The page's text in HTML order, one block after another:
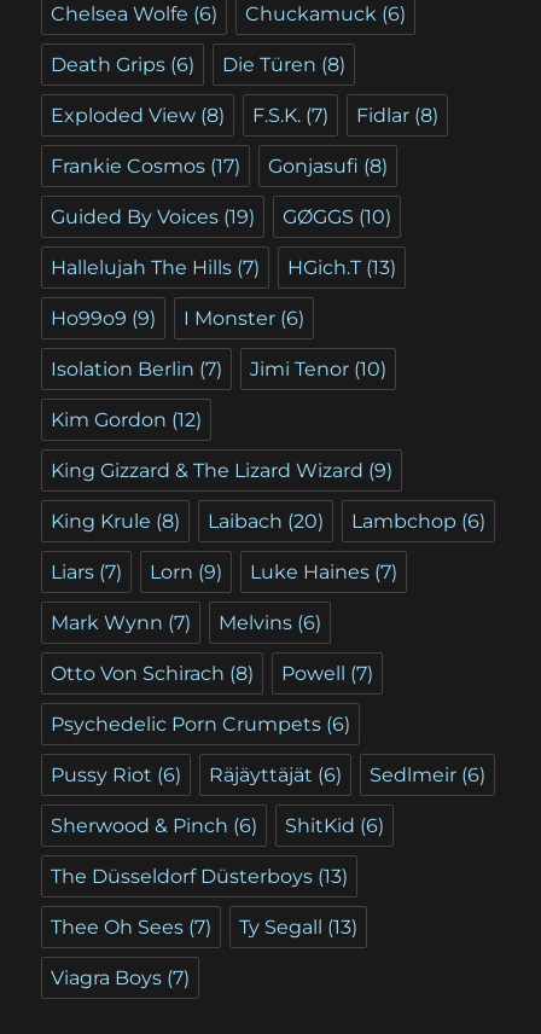
Chelsea Wolfe (6) Chuckamuck (6)
Death Grips (6) Die Türen (8)
Exploded View (8) F.S.K. (7) Fidlar (8)
Frankie Cosmos (17) Gonjasufi (8)
Guided By Voices (19) GØGGS (10)
Hallelujah The Hills (7) HGich.T (13)
Ho99o9 (9) I Monster (6)
Isolation Berlin (7) Jimi Tenor (10)
Kim Gordon (12)
King Gizzard & The Lizard Wizard (9)
King Krule (8) Laibach (20) Lambchop (6)
Liars (7) Lorn (9) Luke Haines (7)
Mark Wynn (7) Melvins (6)
Otto Von Schirach (8) Powell (7)
Psychedelic Porn Crumpets (6)
Pussy Riot (6) Räjäyttäjät (6) Sedlmeir (6)
Sherwood & Pinch (6) ShitKid (6)
The Düsseldorf Düsterboys (13)
Thee Oh Sees (7) Ty Segall (13)
Viagra Boys (7)